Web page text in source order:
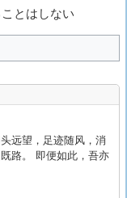
とはしない
远望，足迹随风，消
路。 即便如此，吾亦